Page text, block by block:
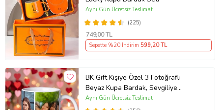
(225)
Aynı Gün Ücretsiz Teslimat
749,00 TL
Sepette %20 İndirim 599,20 TL
BK Gift Kişiye Özel 3 Fotoğraflı
Beyaz Kupa Bardak, Sevgiliye
Hediye, Arkadaşa Hediye
Aynı Gün Ücretsiz Teslimat